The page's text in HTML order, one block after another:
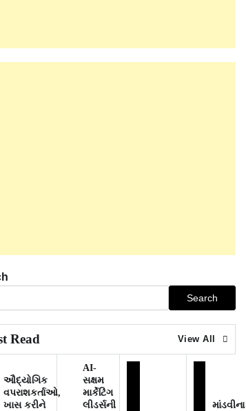
Search
Read View All
ઔદ્યોગિક
વપરાશકર્તાઓ,
ખાસ કરીને
AI-
સક્ષમ
માર્કેટિંગ
લીડર્સની
માંડવીના